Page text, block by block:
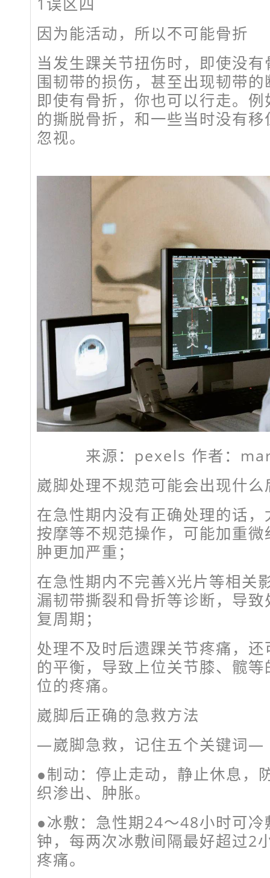
因为能活动，所以不可能骨折
当发生踝关节扭伤时，即使没
围韧带的损伤，甚至出现韧带
即使有骨折，你也可以行走。
的撕脱骨折，和一些当时没有
忽视。
来源：pexels 作者：
崴脚处理不规范可能会出现什么
在急性期内没有正确处理的话
按摩等不规范操作，可能加重
肿更加严重；
在急性期内不完善X光片等相关
漏韧带撕裂和骨折等诊断，导
复周期；
处理不及时后遗踝关节疼痛，
的平衡，导致上位关节膝、髋
位的疼痛。
崴脚后正确的急救方法
—崴脚急救，记住五个关键词—
●制动：停止走动，静止休息，
织渗出、肿胀。
●冰敷：急性期24～48小时可
钟，每两次冰敷间隔最好超过2
疼痛。